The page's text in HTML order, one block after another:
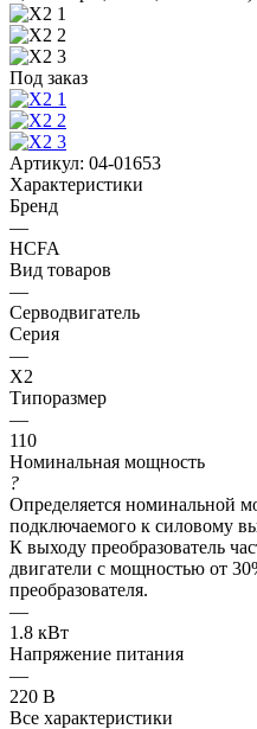
Под заказ
Артикул: 04-01653
Характеристики
Бренд
—
HCFA
Вид товаров
—
Серводвигатель
Серия
—
X2
Типоразмер
—
110
Номинальная мощность
?
Определяется номинальной
подключаемого к силовому
К выходу преобразователь
двигатели с мощностью от
преобразователя.
—
1.8 кВт
Напряжение питания
—
220 В
Все характеристики